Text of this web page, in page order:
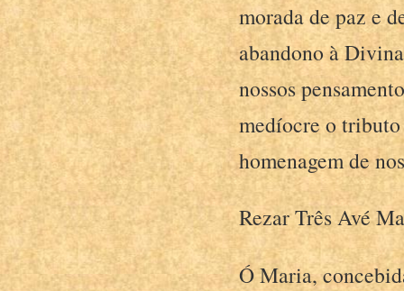
morada de paz e
abandono à
nossos
medíocre o tributo
homenagem de
Rezar Três Avé
Ó Maria,